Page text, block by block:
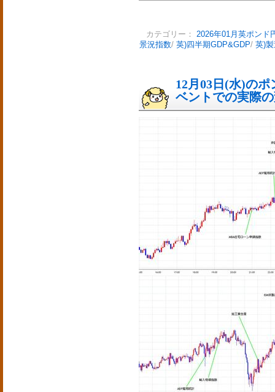
カテゴリー： 2026年01月英ポンド
景況指数/ 英)四半期GDP&GDP/ 英)
12月03日(水)の
ベントでの実際